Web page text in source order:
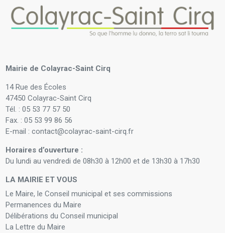
Mairie de Colayrac-Saint Cirq
14 Rue des Écoles
47450 Colayrac-Saint Cirq
Tél. : 05 53 77 57 50
Fax. : 05 53 99 86 56
E-mail : contact@colayrac-saint-cirq.fr
Horaires d’ouverture :
Du lundi au vendredi de 08h30 à 12h00 et de 13h30 à 17h30
LA MAIRIE ET VOUS
Le Maire, le Conseil municipal et ses commissions
Permanences du Maire
Délibérations du Conseil municipal
La Lettre du Maire